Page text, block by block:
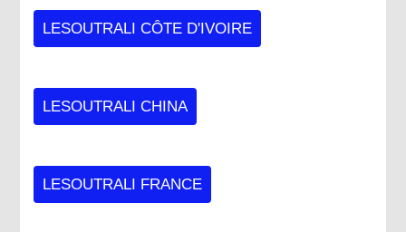
LESOUTRALI CÔTE D'IVOIRE
LESOUTRALI CHINA
LESOUTRALI FRANCE